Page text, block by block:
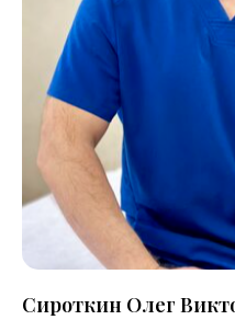
Сироткин Олег